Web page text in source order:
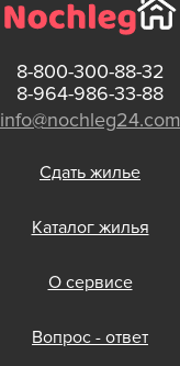
8-800-300-88-32
8-964-986-33-88
info@nochleg24.com
Сдать жилье
Каталог жилья
О сервисе
Вопрос - ответ